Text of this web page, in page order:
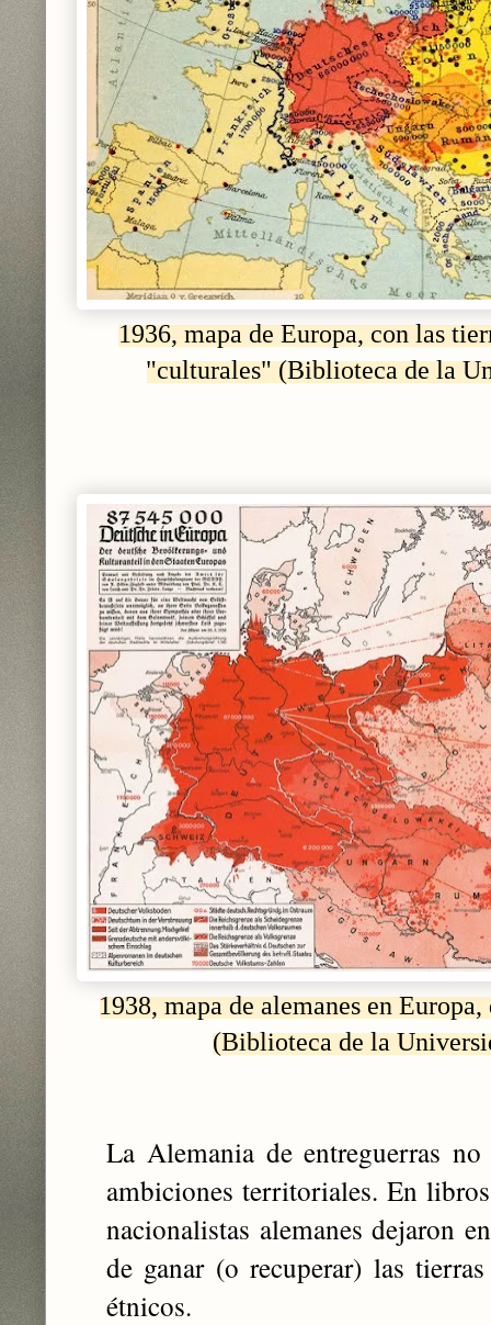
1936, mapa de Europa, con las
"culturales" (Biblioteca de la
1938, mapa de alemanes en Europa,
(Biblioteca de la
La Alemania de entreguerras
ambiciones territoriales. En
nacionalistas alemanes dejaron
de ganar (o recuperar) las
étnicos.